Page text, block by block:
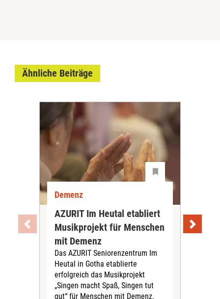
Ähnliche Beiträge
Demenz
AZURIT Im Heutal etabliert
Musikprojekt für Menschen
mit Demenz
Das AZURIT Seniorenzentrum Im
Heutal in Gotha etablierte
erfolgreich das Musikprojekt
„Singen macht Spaß, Singen tut
gut“ für Menschen mit Demenz.